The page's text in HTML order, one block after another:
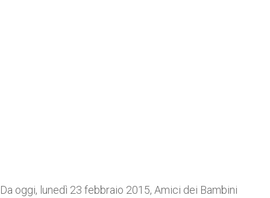
Da oggi, lunedì 23 febbraio 2015, Amici dei Bambini